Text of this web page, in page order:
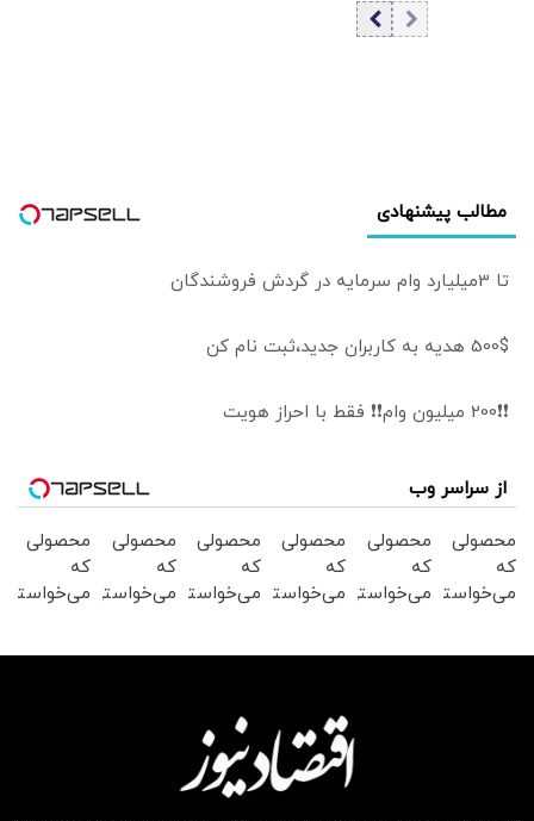
۲.۳ میلیون گران
برای رفع تحریم و
مطالب پیشنهادی
تا 3میلیارد وام سرمایه در گردش فروشندگان
500$ هدیه به کاربران جدید،ثبت نام کن
❗❗200 میلیون وام❗❗ فقط با احراز هویت
از سراسر وب
محصولی
که
می‌خواستی
محصولی
که
می‌خواستی
محصولی
که
می‌خواستی
بخر !
محصولی
که
می‌خواستی
بخر !
محصولی
که
می‌خواستی
محصولی
که
می‌خواستی